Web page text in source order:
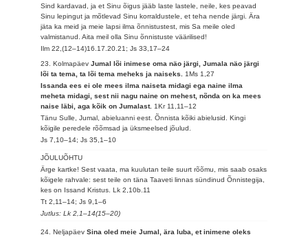
Sind kardavad, ja et Sinu õigus jääb laste lastele, neile, kes peavad
Sinu lepingut ja mõtlevad Sinu korraldustele, et teha nende järgi. Ära
jäta ka meid ja meie lapsi ilma õnnistustest, mis Sa meile oled
valmistanud. Aita meil olla Sinu õnnistuste väärilised!
Ilm 22,(12–14)16.17.20.21; Js 33,17–24
23. KolmapäevJumal lõi inimese oma näo järgi, Jumala näo järgi
lõi ta tema, ta lõi tema meheks ja naiseks. 1Ms 1,27
Issanda ees ei ole mees ilma naiseta midagi ega naine ilma
meheta midagi, sest nii nagu naine on mehest, nõnda on ka mees
naise läbi, aga kõik on Jumalast. 1Kr 11,11–12
Tänu Sulle, Jumal, abieluanni eest. Õnnista kõiki abielusid. Kingi
kõigile peredele rõõmsad ja üksmeelsed jõulud.
Js 7,10–14; Js 35,1–10
JÕULUÕHTU
Ärge kartke! Sest vaata, ma kuulutan teile suurt rõõmu, mis saab osaks
kõigele rahvale: sest teile on täna Taaveti linnas sündinud Õnnistegija,
kes on Issand Kristus.Lk 2,10b.11
Tt 2,11–14; Js 9,1–6
Jutlus: Lk 2,1–14(15–20)
24. NeljapäevSina oled meie Jumal, ära luba, et inimene oleks